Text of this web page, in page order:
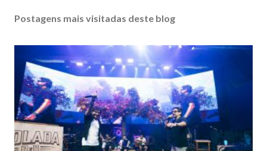
Postagens mais visitadas deste blog